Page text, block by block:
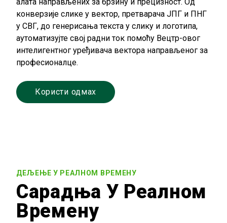
конверзије слике у вектор, претварача ЈПГ и ПНГ
у СВГ, до генерисања текста у слику и логотипа,
аутоматизујте свој радни ток помоћу Вецтр-овог
интелигентног уређивача вектора направљеног за
професионалце.
Користи одмах
ДЕЉЕЊЕ У РЕАЛНОМ ВРЕМЕНУ
Сарадња У Реалном
Времену